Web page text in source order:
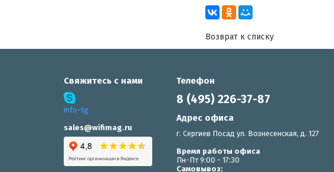
Возврат к списку
Свяжитесь с нами
info-tg
sales@wifimag.ru
Телефон
8 (495) 226-37-87
Адрес офиса
г. Сергиев Посад ул. Вознесенская, д. 127
Время работы офиса
Пн-Пт 9:00 - 17:30
Самовывоз: